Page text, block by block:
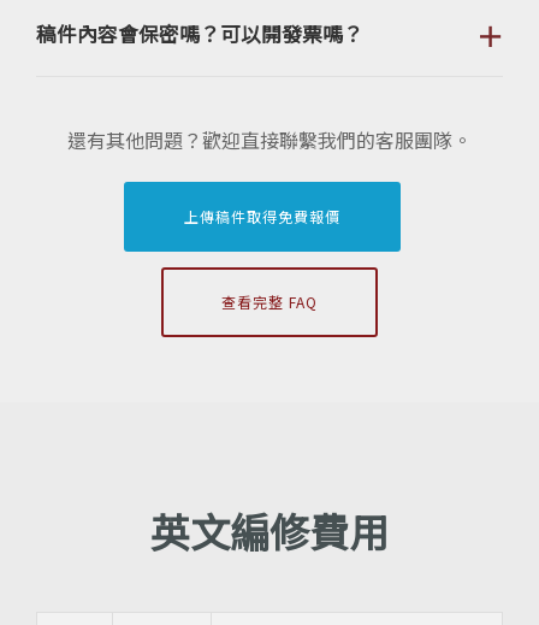
稿件內容會保密嗎？可以開發票嗎？ ＋
還有其他問題？歡迎直接聯繫我們的客服團隊。
上傳稿件取得免費報價
查看完整 FAQ
英文編修費用